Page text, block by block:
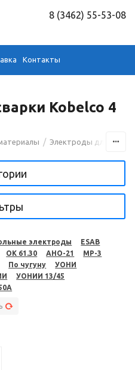
8 (3462) 55-53-08
Контакты
Kobelco 4
/ Электроды для сварки
электроды
ESAB
OK 61.30 АНО-21
МР-3
По чугуну
УОНИ
УОНИИ 13/45